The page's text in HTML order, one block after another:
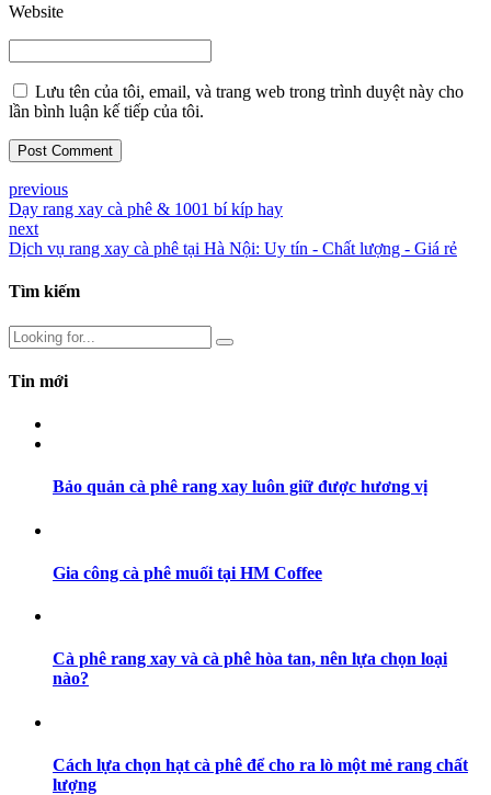
Website
Lưu tên của tôi, email, và trang web trong trình duyệt này cho
lần bình luận kế tiếp của tôi.
Post Comment
previous
Dạy rang xay cà phê & 1001 bí kíp hay
next
Dịch vụ rang xay cà phê tại Hà Nội: Uy tín - Chất lượng - Giá rẻ
Tìm kiếm
Tin mới
Bảo quản cà phê rang xay luôn giữ được hương vị
Gia công cà phê muối tại HM Coffee
Cà phê rang xay và cà phê hòa tan, nên lựa chọn loại
nào?
Cách lựa chọn hạt cà phê để cho ra lò một mẻ rang chất
lượng